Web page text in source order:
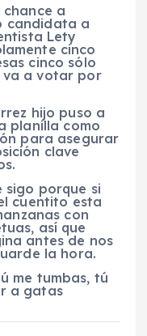
a
candidata a
Lety
cinco
cinco sólo
va a votar por
hijo puso a
planilla como
para asegurar
clave
sigo porque si
cuentito esta
con
así que
antes de nos
la hora.
me tumbas, tú
a gatas